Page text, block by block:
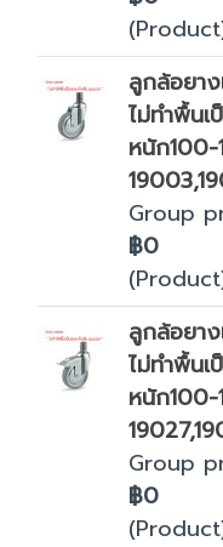
ลูกล้อยา
ไม่ทำพื้น
หนัก
Group
฿0
ลูกล้อยา
ไม่ทำพื้น
หนัก100-
Group
฿0